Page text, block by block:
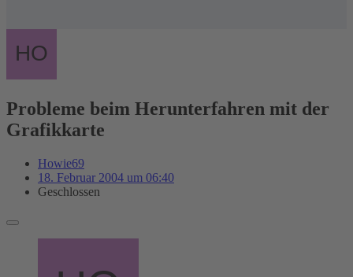
Probleme beim Herunterfahren mit der
Grafikkarte
Howie69
18. Februar 2004 um 06:40
Geschlossen